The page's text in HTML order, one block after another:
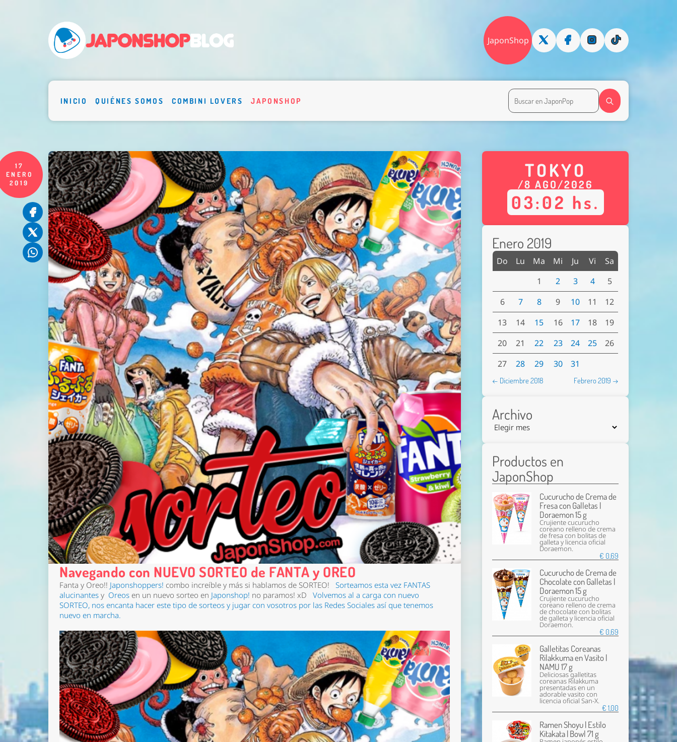
JaponShop
INICIO QUIÉNES SOMOS COMBINI LOVERS JAPONSHOP
17
ENERO
2019
Navegando con NUEVO SORTEO de FANTA y OREO
Fanta y Oreo!! Japonshoppers! combo increíble y más si hablamos de SORTEO!Sorteamos esta vez FANTAS
alucinantesy Oreos en un nuevo sorteo en Japonshop! no paramos! xDVolvemos al a carga con nuevo
SORTEO, nos encanta hacer este tipo de sorteos y jugar con vosotros por las Redes Sociales así que tenemos
nuevo en marcha.
TOKYO
/8 AGO/2026
03:02 hs.
Enero 2019
Do Lu Ma Mi Ju Vi
Sa
1
2 3 4
5
6
7 8 9 10 11
12
13
14 15 16 17 18
19
20
21 22 23 24 25
26
27
28 29 30 31
← Diciembre 2018 Febrero 2019 →
Archivo
Productos en
JaponShop
Cucurucho de Crema de
Fresa con Galletas |
Doraemon 15 g
Crujiente cucurucho
coreano relleno de crema
de fresa con bolitas de
galleta y licencia oficial
Doraemon.
€ 0,69
Cucurucho de Crema de
Chocolate con Galletas |
Doraemon 15 g
Crujiente cucurucho
coreano relleno de crema
de chocolate con bolitas
de galleta y licencia oficial
Doraemon.
€ 0,69
Galletitas Coreanas
Rilakkuma en Vasito |
NAMU 17 g
Deliciosas galletitas
coreanas Rilakkuma
presentadas en un
adorable vasito con
licencia oficial San-X.
€ 1,00
Ramen Shoyu | Estilo
Kitakata | Bowl 71 g